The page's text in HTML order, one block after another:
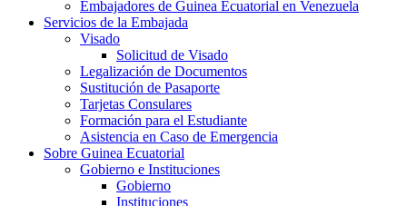
Embajadores de Guinea Ecuatorial en Venezuela
Servicios de la Embajada
Visado
Solicitud de Visado
Legalización de Documentos
Sustitución de Pasaporte
Tarjetas Consulares
Formación para el Estudiante
Asistencia en Caso de Emergencia
Sobre Guinea Ecuatorial
Gobierno e Instituciones
Gobierno
Instituciones